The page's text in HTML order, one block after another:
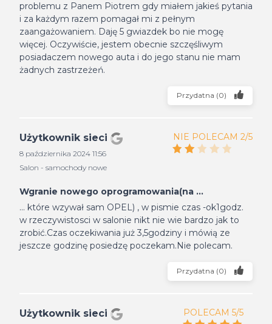
problemu z Panem Piotrem gdy miałem jakieś pytania
i za każdym razem pomagał mi z pełnym
zaangażowaniem. Daję 5 gwiazdek bo nie mogę
więcej. Oczywiście, jestem obecnie szczęśliwym
posiadaczem nowego auta i do jego stanu nie mam
żadnych zastrzeżeń.
Przydatna (0)
Użytkownik sieci
8 października 2024 11:56
Salon - samochody nowe
NIE POLECAM 2/5
Wgranie nowego oprogramowania(na ...
... które wzywał sam OPEL) , w pismie czas -ok1godz.
w rzeczywistosci w salonie nikt nie wie bardzo jak to
zrobić.Czas oczekiwania już 3,5godziny i mówią ze
jeszcze godzinę posiedzę poczekam.Nie polecam.
Przydatna (0)
Użytkownik sieci POLECAM 5/5